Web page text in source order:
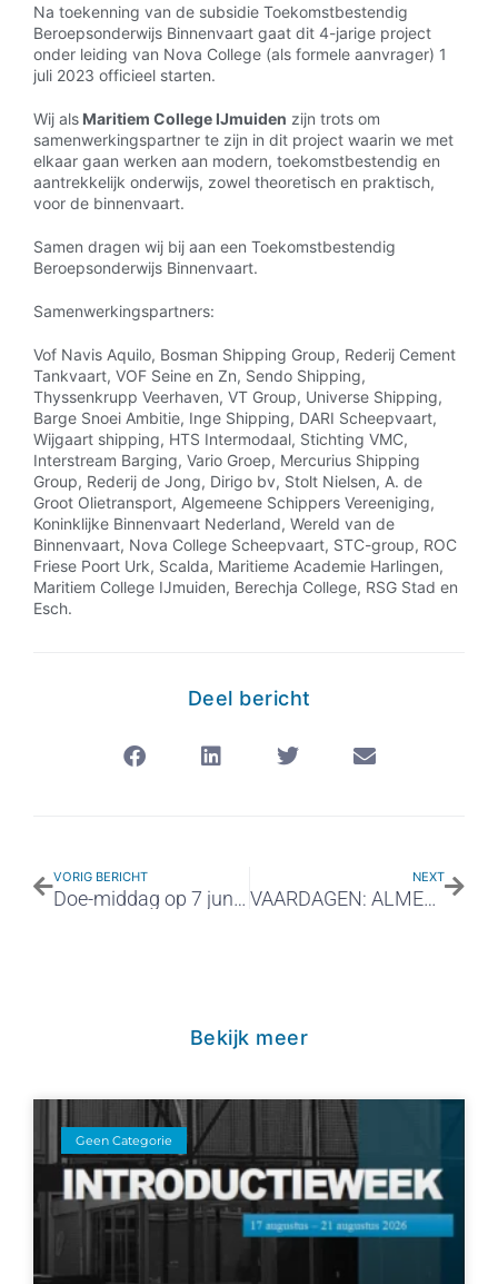
Na toekenning van de subsidie Toekomstbestendig
Beroepsonderwijs Binnenvaart gaat dit 4-jarige project
onder leiding van Nova College (als formele aanvrager) 1
juli 2023 officieel starten.
Wij als Maritiem College IJmuiden zijn trots om
samenwerkingspartner te zijn in dit project waarin we met
elkaar gaan werken aan modern, toekomstbestendig en
aantrekkelijk onderwijs, zowel theoretisch en praktisch,
voor de binnenvaart.
Samen dragen wij bij aan een Toekomstbestendig
Beroepsonderwijs Binnenvaart.
Samenwerkingspartners:
Vof Navis Aquilo, Bosman Shipping Group, Rederij Cement
Tankvaart, VOF Seine en Zn, Sendo Shipping,
Thyssenkrupp Veerhaven, VT Group, Universe Shipping,
Barge Snoei Ambitie, Inge Shipping, DARI Scheepvaart,
Wijgaart shipping, HTS Intermodaal, Stichting VMC,
Interstream Barging, Vario Groep, Mercurius Shipping
Group, Rederij de Jong, Dirigo bv, Stolt Nielsen, A. de
Groot Olietransport, Algemeene Schippers Vereeniging,
Koninklijke Binnenvaart Nederland, Wereld van de
Binnenvaart, Nova College Scheepvaart, STC-group, ROC
Friese Poort Urk, Scalda, Maritieme Academie Harlingen,
Maritiem College IJmuiden, Berechja College, RSG Stad en
Esch.
Deel bericht
VORIG BERICHT
Doe-middag op 7 juni voor kinderen van groep 7!
NEXT
VAARDAGEN: ALMERE 28 juni
Bekijk meer
Geen Categorie